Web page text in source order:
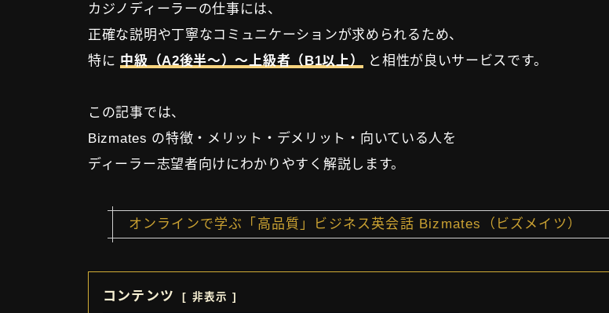
カジノディーラーの仕事には、
正確な説明や丁寧なコミュニケーションが求められるため、
特に 中級（A2後半〜）〜上級者（B1以上） と相性が良いサービスです。
この記事では、
Bizmates の特徴・メリット・デメリット・向いている人を
ディーラー志望者向けにわかりやすく解説します。
オンラインで学ぶ「高品質」ビジネス英会話 Bizmates（ビズメイツ）
コンテンツ 非表示